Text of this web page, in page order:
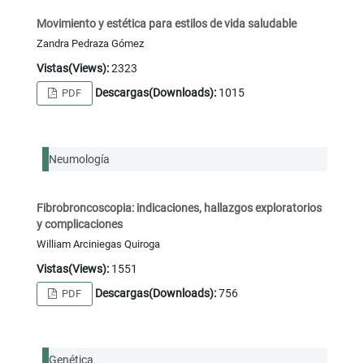
Movimiento y estética para estilos de vida saludable
Zandra Pedraza Gómez
Vistas(Views):2323
PDF Descargas(Downloads): 1015
Neumología
Fibrobroncoscopia: indicaciones, hallazgos exploratorios
y complicaciones
William Arciniegas Quiroga
Vistas(Views):1551
PDF Descargas(Downloads):756
Genética